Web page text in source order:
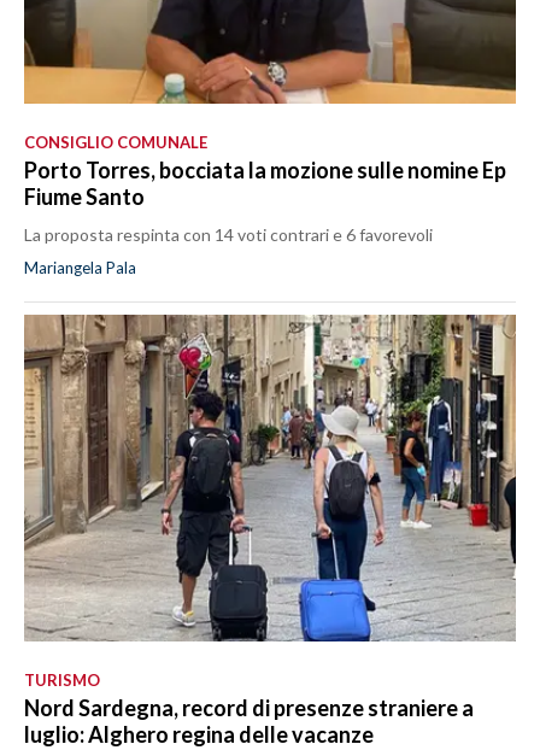
CONSIGLIO COMUNALE
Porto Torres, bocciata la mozione sulle nomine Ep
Fiume Santo
La proposta respinta con 14 voti contrari e 6 favorevoli
Mariangela Pala
TURISMO
Nord Sardegna, record di presenze straniere a
luglio: Alghero regina delle vacanze